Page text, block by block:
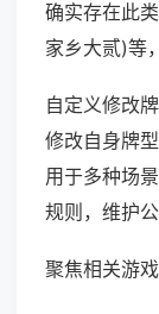
确实存在此
家乡大贰)等
自定义修改
修改自身牌
用于多种场
规则，维护公
聚焦相关游